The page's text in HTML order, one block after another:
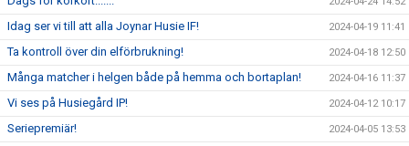
Idag ser vi till att alla Joynar Husie IF! 2024-04-19 11:41
Ta kontroll över din elförbrukning! 2024-04-18 12:50
Många matcher i helgen både på hemma och bortaplan! 2024-04-16 11:37
Vi ses på Husiegård IP! 2024-04-12 10:17
Seriepremiär! 2024-04-05 13:53